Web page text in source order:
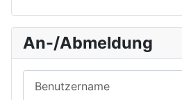
An-/Abmeldung